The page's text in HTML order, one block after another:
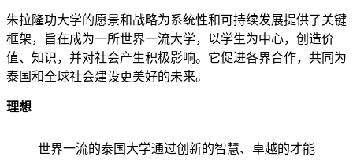
朱拉隆功大学的愿景和战略为系统性和可持续发展提供了关键
框架，旨在成为一所世界一流大学，以学生为中心，创造价
值、知识，并对社会产生积极影响。它促进各界合作，共同为
泰国和全球社会建设更美好的未来。
理想
世界一流的泰国大学通过创新的智慧、卓越的才能